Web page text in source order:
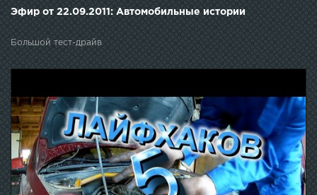
Эфир от 22.09.2011: Автомобильные истории
Большой тест-драйв